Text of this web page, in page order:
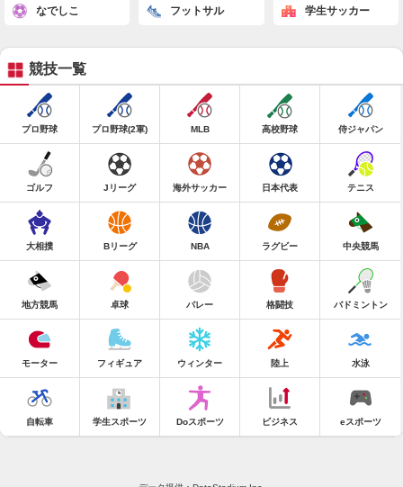
なでしこ フットサル 学生サッカー
競技一覧
プロ野球 プロ野球(2軍) MLB 高校野球 侍ジャパン
ゴルフ Jリーグ 海外サッカー 日本代表 テニス
大相撲 Bリーグ NBA ラグビー 中央競馬
地方競馬 卓球 バレー 格闘技 バドミントン
モーター フィギュア ウィンター 陸上 水泳
自転車 学生スポーツ Doスポーツ ビジネス eスポーツ